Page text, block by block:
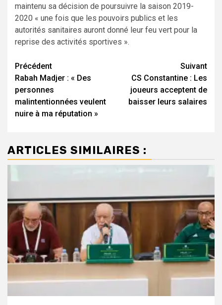
maintenu sa décision de poursuivre la saison 2019-
2020 « une fois que les pouvoirs publics et les
autorités sanitaires auront donné leur feu vert pour la
reprise des activités sportives ».
Navigation
d’article
Précédent
Rabah Madjer : « Des
personnes
malintentionnées veulent
nuire à ma réputation »
Suivant
CS Constantine : Les
joueurs acceptent de
baisser leurs salaires
ARTICLES SIMILAIRES :